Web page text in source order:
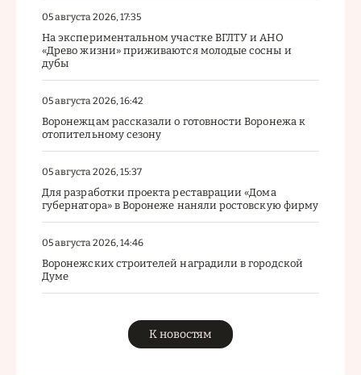
05 августа 2026, 17:35
На экспериментальном участке ВГЛТУ и АНО
«Древо жизни» приживаются молодые сосны и
дубы
05 августа 2026, 16:42
Воронежцам рассказали о готовности Воронежа к
отопительному сезону
05 августа 2026, 15:37
Для разработки проекта реставрации «Дома
губернатора» в Воронеже наняли ростовскую фирму
05 августа 2026, 14:46
Воронежских строителей наградили в городской
Думе
К новостям